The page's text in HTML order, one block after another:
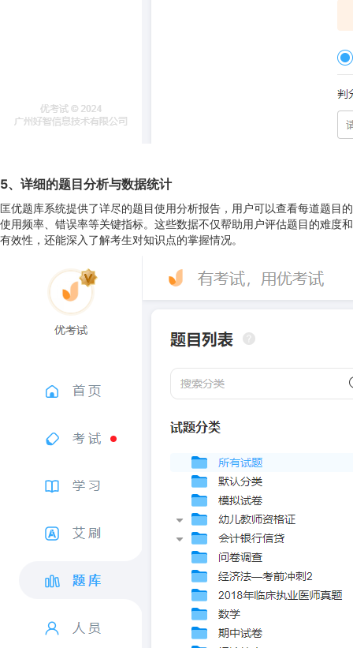
5、 详细的题目分析与数据统计
匡优题库系统提供了详尽的题目使用分析报告，用户可以查看每道题目的
使用频率、错误率等关键指标。这些数据不仅帮助用户评估题目的难度和
有效性，还能深入了解考生对知识点的掌握情况。